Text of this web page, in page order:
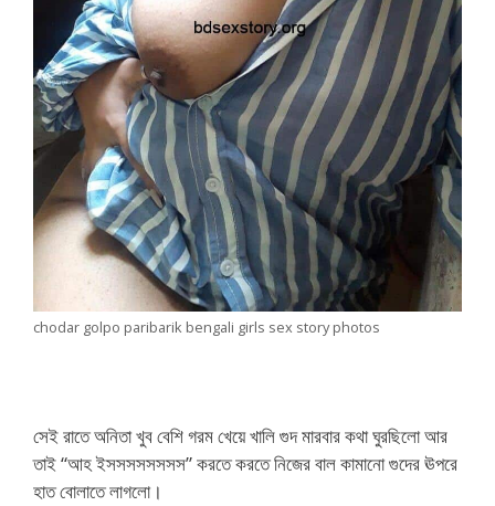
chodar golpo paribarik bengali girls sex story photos
সেই রাতে অনিতা খুব বেশি গরম খেয়ে খালি গুদ মারবার কথা ঘুরছিলো আর
তাই “আহ ইসসসসসসসস” করতে করতে নিজের বাল কামানো গুদের ঊপরে
হাত বোলাতে লাগলো।